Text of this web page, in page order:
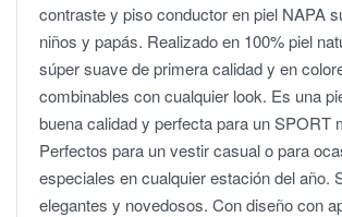
contraste y piso conductor en piel NAPA
niños y papás. Realizado en 100% piel
súper suave de primera calidad y en
combinables con cualquier look. Es una
buena calidad y perfecta para un SPORT
Perfectos para un vestir casual o para
especiales en cualquier estación del año.
elegantes y novedosos. Con diseño con